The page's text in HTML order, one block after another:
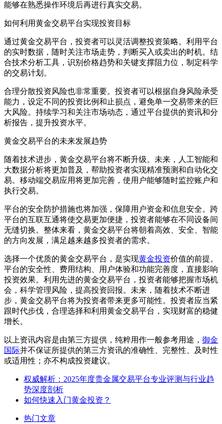
能够在熟悉操作环境后再进行真实交易。
如何利用黄金交易平台实现投资目标
通过黄金交易平台，投资者可以灵活调整投资策略。利用平台
的实时数据，随时关注市场走势，判断买入或卖出的时机。结
合技术分析工具，识别价格趋势和关键支撑阻力位，制定科学
的交易计划。
合理分散投资风险也非常重要。投资者可以根据自身风险承受
能力，设定不同的投资比例和止损点，避免单一交易带来的巨
大风险。持续学习和关注市场动态，通过平台提供的资讯和分
析报告，提升投资水平。
黄金交易平台的未来发展趋势
随着技术进步，黄金交易平台将不断升级。未来，人工智能和
大数据分析将更加普及，帮助投资者实现精准预测和自动化交
易。移动端交易应用将更加完善，使用户能够随时监控账户和
执行交易。
平台的安全防护措施也将加强，保障用户资金和信息安全。跨
平台的互联互通将使交易更加便捷，投资者能够在不同设备间
无缝切换。整体来看，黄金交易平台将朝着高效、安全、智能
的方向发展，满足越来越多投资者的需求。
选择一个优质的黄金交易平台，是实现黄金投资价值的前提。
平台的安全性、费用结构、用户体验和功能完善度，直接影响
投资效果。利用先进的黄金交易平台，投资者能够把握市场机
会，科学管理风险，提高投资回报。未来，随着技术不断进
步，黄金交易平台将为投资者带来更多可能性。投资者应当紧
跟时代步伐，合理选择和利用黄金交易平台，实现财富的稳健
增长。
以上资讯内容是由第三方提供，纯粹用作一般参考用途， 御金
国际并不保证所提供的第三方资讯的准确性、完整性、及时性
或适用性；亦不构成投资建议。
权威解析：2025年度贵金属交易平台专业评测与行业趋
势深度剖析
如何快速入门黄金投资？
热门文章